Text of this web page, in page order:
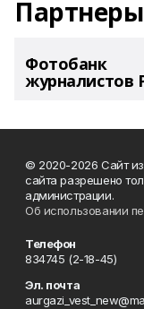
Партнеры
Фотобанк
журналистов
© 2020-2026 Сайт
сайта разрешено
администрации.
Об использовании
Телефон
834745 (2-18-45)
Эл. почта